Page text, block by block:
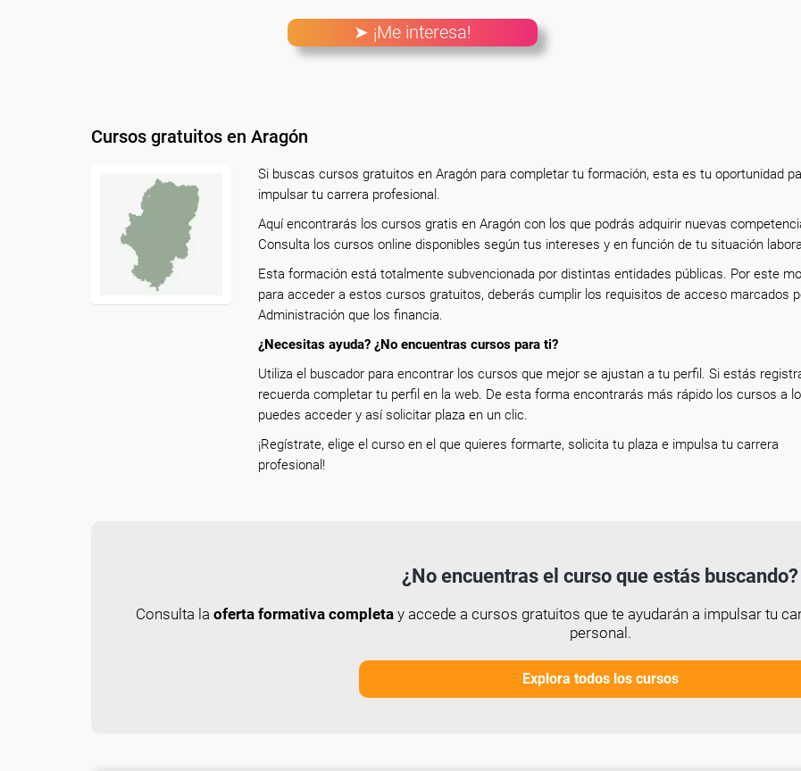
➤ ¡Me interesa!
Cursos gratuitos en Aragón
Si buscas cursos gratuitos en Aragón para completar tu formación, esta es tu oportunidad
impulsar tu carrera profesional.
Aquí encontrarás los cursos gratis en Aragón con los que podrás adquirir nuevas
Consulta los cursos online disponibles según tus intereses y en función de tu situación
Esta formación está totalmente subvencionada por distintas entidades públicas. Por este
para acceder a estos cursos gratuitos, deberás cumplir los requisitos de acceso marcados
Administración que los financia.
¿Necesitas ayuda? ¿No encuentras cursos para ti?
Utiliza el buscador para encontrar los cursos que mejor se ajustan a tu perfil. Si estás
recuerda completar tu perfil en la web. De esta forma encontrarás más rápido los cursos a
puedes acceder y así solicitar plaza en un clic.
¡Regístrate, elige el curso en el que quieres formarte, solicita tu plaza e impulsa tu carrera
profesional!
¿No encuentras el curso que estás buscando?
Consulta la oferta formativa completay accede a cursos gratuitos que te ayudarán a impulsar tu
personal.
Explora todos los cursos